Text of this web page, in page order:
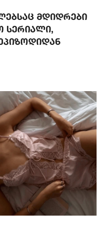
მდიდრები
სერიალი,